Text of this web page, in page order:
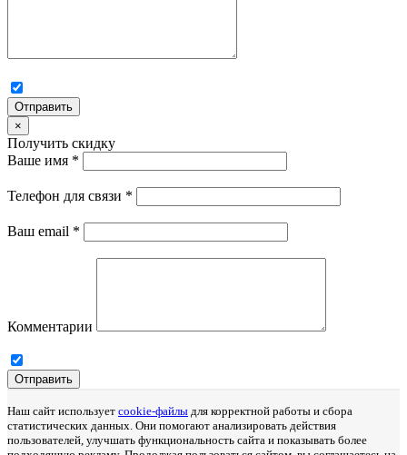
Отправить
×
Получить скидку
Ваше имя *
Телефон для связи *
Ваш email *
Комментарии
Отправить
Наш сайт использует cookie-файлы для корректной работы и сбора
статистических данных. Они помогают анализировать действия
пользователей, улучшать функциональность сайта и показывать более